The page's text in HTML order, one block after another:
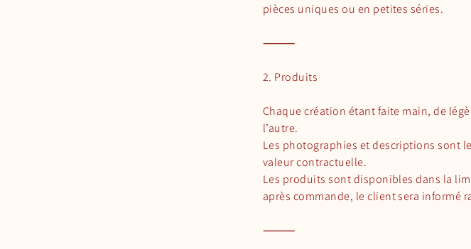
pièces uniques ou en petites séries.
⸻
2. Produits
Chaque création étant faite main, de
l’autre.
Les photographies et descriptions sont
valeur contractuelle.
Les produits sont disponibles dans la
après commande, le client sera informé
⸻